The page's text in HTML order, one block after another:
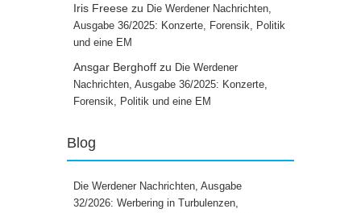
Iris Freese zu Die Werdener Nachrichten,
Ausgabe 36/2025: Konzerte, Forensik, Politik
und eine EM
Ansgar Berghoff zu Die Werdener
Nachrichten, Ausgabe 36/2025: Konzerte,
Forensik, Politik und eine EM
Blog
Die Werdener Nachrichten, Ausgabe
32/2026: Werbering in Turbulenzen,